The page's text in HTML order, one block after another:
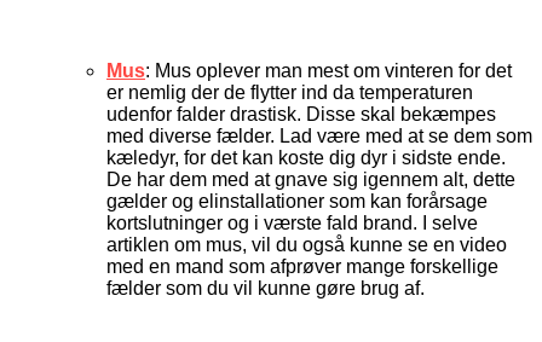
Mus: Mus oplever man mest om vinteren for det
er nemlig der de flytter ind da temperaturen
udenfor falder drastisk. Disse skal bekæmpes
med diverse fælder. Lad være med at se dem som
kæledyr, for det kan koste dig dyr i sidste ende.
De har dem med at gnave sig igennem alt, dette
gælder og elinstallationer som kan forårsage
kortslutninger og i værste fald brand. I selve
artiklen om mus, vil du også kunne se en video
med en mand som afprøver mange forskellige
fælder som du vil kunne gøre brug af.